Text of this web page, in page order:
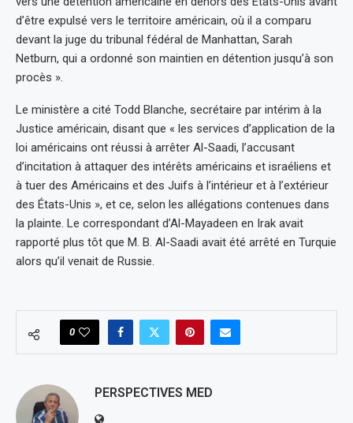
d’être expulsé vers le territoire américain, où il a comparu
devant la juge du tribunal fédéral de Manhattan, Sarah
Netburn, qui a ordonné son maintien en détention jusqu’à son
procès ».
Le ministère a cité Todd Blanche, secrétaire par intérim à la
Justice américain, disant que « les services d’application de la
loi américains ont réussi à arrêter Al-Saadi, l’accusant
d’incitation à attaquer des intérêts américains et israéliens et
à tuer des Américains et des Juifs à l’intérieur et à l’extérieur
des États-Unis », et ce, selon les allégations contenues dans
la plainte. Le correspondant d’Al-Mayadeen en Irak avait
rapporté plus tôt que M. B. Al-Saadi avait été arrêté en Turquie
alors qu’il venait de Russie.
0
PERSPECTIVES MED